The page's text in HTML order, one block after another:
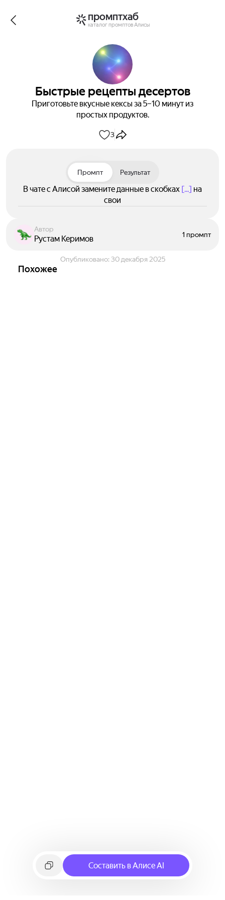
промптхаб
каталог промптов Алисы
Быстрые рецепты десертов
Приготовьте вкусные кексы за 5–10 минут из
простых продуктов.
3
Промпт Результат
В чате с Алисой замените данные в скобках [...] на
свои
Автор
Рустам Керимов 1 промпт
Опубликовано: 30 декабря 2025
Похожее
Составить в Алисе AI